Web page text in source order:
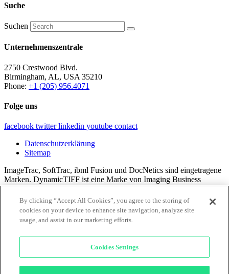
Suche
Suchen
Unternehmenszentrale
2750 Crestwood Blvd.
Birmingham, AL, USA 35210
Phone: +1 (205) 956.4071
Folge uns
facebook twitter linkedin youtube contact
Datenschutzerklärung
Sitemap
ImageTrac, SoftTrac, ibml Fusion und DocNetics sind eingetragene
Marken. DynamicTIFF ist eine Marke von Imaging Business
Machines, LLC.
Alle Inhalte © 2024 Imaging Business Machines, LLC.
By clicking “Accept All Cookies”, you agree to the storing of
cookies on your device to enhance site navigation, analyze site
usage, and assist in our marketing efforts.
Cookies Settings